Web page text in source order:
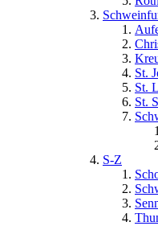
St.
St.
St.
S-Z